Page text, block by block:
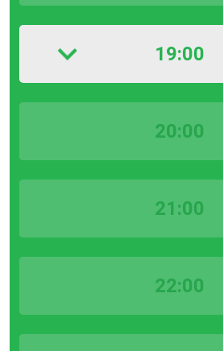
19:00
20:00
21:00
22:00